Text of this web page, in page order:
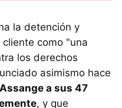
la detención y
como "una
los derechos
asimismo hace
a sus 47
, y que